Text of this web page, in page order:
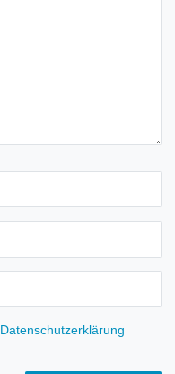
Daten­schutz­erklärung